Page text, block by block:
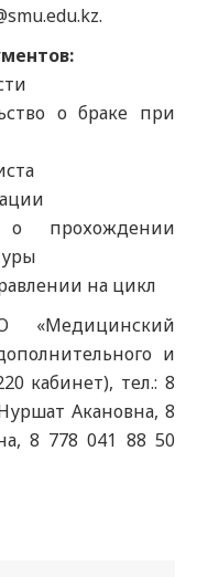
о браке при
прохождении
на цикл
«Медицинский
и
кабинет), тел.: 8
Акановна, 8
8 778 041 88 50